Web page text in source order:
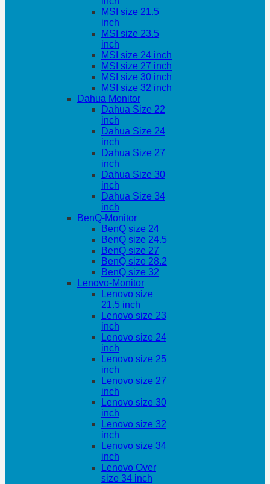
MSI size 21.5
inch
MSI size 23.5
inch
MSI size 24 inch
MSI size 27 inch
MSI size 30 inch
MSI size 32 inch
Dahua Monitor
Dahua Size 22
inch
Dahua Size 24
inch
Dahua Size 27
inch
Dahua Size 30
inch
Dahua Size 34
inch
BenQ-Monitor
BenQ size 24
BenQ size 24.5
BenQ size 27
BenQ size 28.2
BenQ size 32
Lenovo-Monitor
Lenovo size
21.5 inch
Lenovo size 23
inch
Lenovo size 24
inch
Lenovo size 25
inch
Lenovo size 27
inch
Lenovo size 30
inch
Lenovo size 32
inch
Lenovo size 34
inch
Lenovo Over
size 34 inch